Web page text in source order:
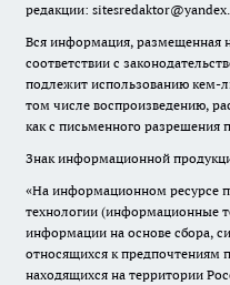
редакции:
Вся информация, размещенная
соответствии с
подлежит использованию кем-
том числе воспроизведению,
как с письменного разрешения
Знак информационной
«На информационном ресурсе
технологии (информационные
информации на основе сбора,
относящихся к предпочтениям
находящихся на территории